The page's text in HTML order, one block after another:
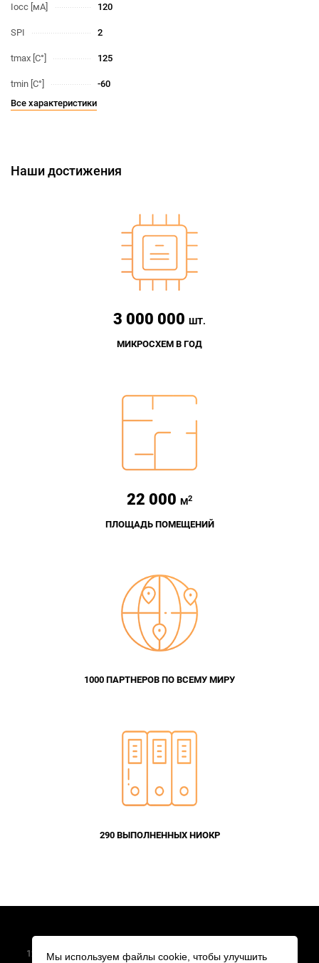
Iocc [мА] 120
SPI 2
tmax [С°] 125
tmin [С°]
-60
Все характеристики
Наши достижения
3 000 000 ШТ.
МИКРОСХЕМ В ГОД
22 000 М2
ПЛОЩАДЬ ПОМЕЩЕНИЙ
1000 ПАРТНЕРОВ ПО ВСЕМУ МИРУ
290 ВЫПОЛНЕННЫХ НИОКР
124498, г. Москва, Зеленоград, Георгиевский проспект, дом 5
Мы используем файлы cookie, чтобы улучшить